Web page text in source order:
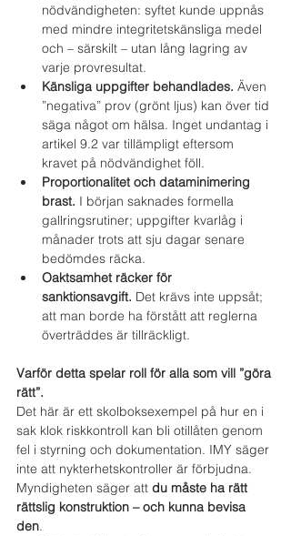
nödvändigheten: syftet kunde uppnås
med mindre integritetskänsliga medel
och – särskilt – utan lång lagring av
varje provresultat.
Känsliga uppgifter behandlades. Även
”negativa” prov (grönt ljus) kan över tid
säga något om hälsa. Inget undantag i
artikel 9.2 var tillämpligt eftersom
kravet på nödvändighet föll.
Proportionalitet och dataminimering
brast. I början saknades formella
gallringsrutiner; uppgifter kvarlåg i
månader trots att sju dagar senare
bedömdes räcka.
Oaktsamhet räcker för
sanktionsavgift. Det krävs inte uppsåt;
att man borde ha förstått att reglerna
överträddes är tillräckligt.
Varför detta spelar roll för alla som vill ”göra
rätt”.
Det här är ett skolboksexempel på hur en i
sak klok riskkontroll kan bli otillåten genom
fel i styrning och dokumentation. IMY säger
inte att nykterhetskontroller är förbjudna.
Myndigheten säger att du måste ha rätt
rättslig konstruktion – och kunna bevisa
den.